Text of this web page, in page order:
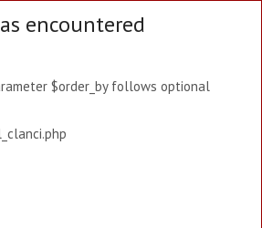
encountered
$order_by follows optional